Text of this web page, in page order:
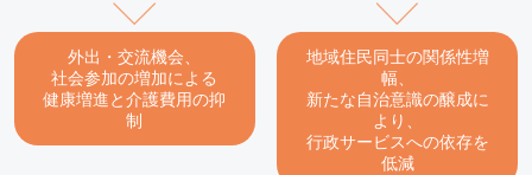
外出・交流機会、
社会参加の増加による
健康増進と介護費用の抑
制
地域住民同士の関係性増
幅、
新たな自治意識の醸成に
より、
行政サービスへの依存を
低減